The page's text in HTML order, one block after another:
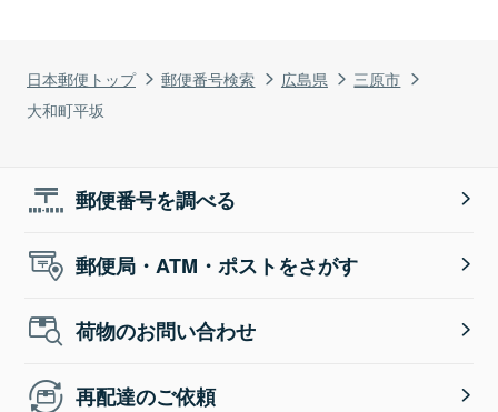
日本郵便トップ 郵便番号検索 広島県
三原市
大和町平坂
郵便番号を調べる
郵便局・ATM・ポストをさがす
荷物のお問い合わせ
再配達のご依頼